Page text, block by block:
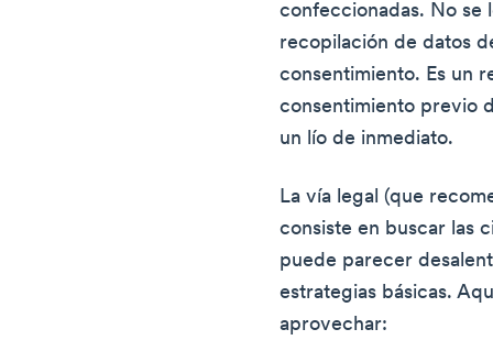
confeccionadas. No se
recopilación de datos
consentimiento. Es un
consentimiento previo
un lío de inmediato.
La vía legal (que
consiste en buscar las
puede parecer
estrategias básicas.
aprovechar: